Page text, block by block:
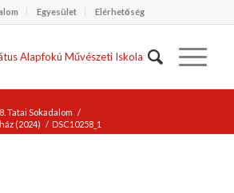
Egyesület Elérhetőség
Tatai Sokadalom /
(2024) / DSC10258_1